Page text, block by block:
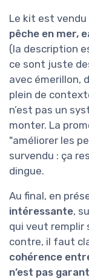
Le kit est vendu
pêche en mer,
(la description
ce sont juste
avec émerillon,
plein de
n’est pas un
monter. La
"améliorer les
survendu : ça
dingue.
Au final, en
intéressante,
qui veut remplir
contre, il faut
cohérence
n’est pas